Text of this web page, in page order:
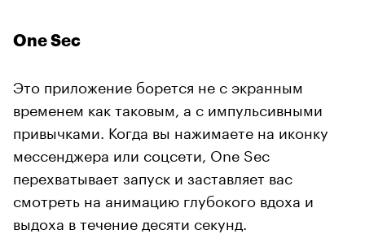
One Sec
Это приложение борется не с экранным
временем как таковым, а с импульсивными
привычками. Когда вы нажимаете на иконку
мессенджера или соцсети, One Sec
перехватывает запуск и заставляет вас
смотреть на анимацию глубокого вдоха и
выдоха в течение десяти секунд.